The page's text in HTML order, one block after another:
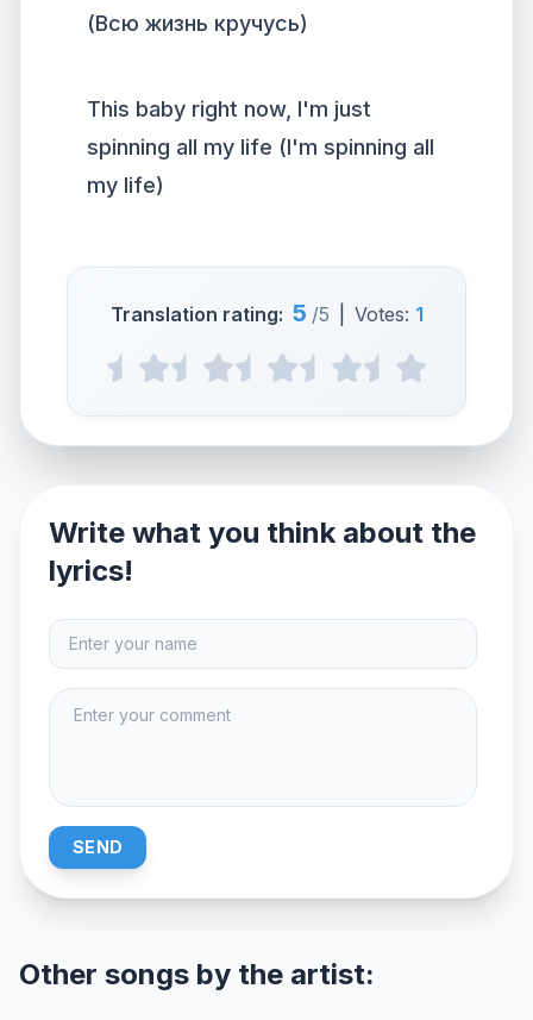
(Всю жизнь кручусь)
This baby right now, I'm just
spinning all my life (I'm spinning all
my life)
Translation rating: 5 /5 Votes: 1
Write what you think about the
lyrics!
SEND
Other songs by the artist: